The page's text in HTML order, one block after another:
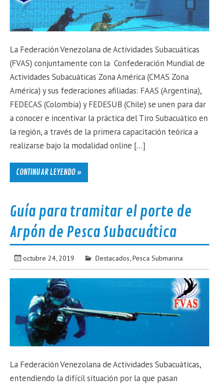
La Federación Venezolana de Actividades Subacuáticas
(FVAS) conjuntamente con la Confederación Mundial de
Actividades Subacuáticas Zona América (CMAS Zona
América) y sus federaciones afiliadas: FAAS (Argentina),
FEDECAS (Colombia) y FEDESUB (Chile) se unen para dar
a conocer e incentivar la práctica del Tiro Subacuático en
la región, a través de la primera capacitación teórica a
realizarse bajo la modalidad online […]
CONTINUAR LEYENDO »
Guía para tramitar el porte de
Arpón de Pesca Subacuática
octubre 24, 2019 Destacados Pesca Submarina
La Federación Venezolana de Actividades Subacuáticas,
entendiendo la difícil situación por la que pasan